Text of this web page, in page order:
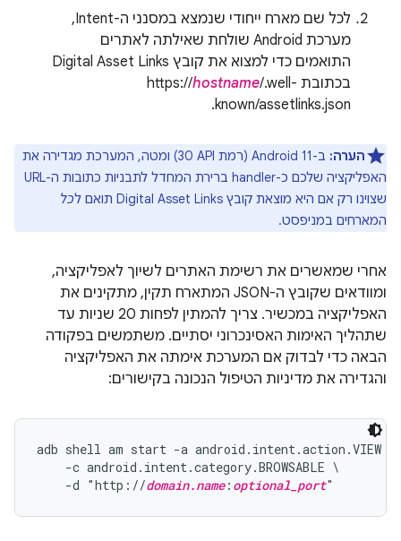
לכל שם מארח ייחודי שנמצא במסנני ה-Intent,
מערכת Android שולחת שאילתה לאתרים
התואמים כדי למצוא את קובץ Digital Asset Links
בכתובת https://
hostname/.well-
known/assetlinks.json.
הערה:
ב-Android 11 (רמת API ‏30) ומטה, המערכת מגדירה את
האפליקציה שלכם כ-handler ברירת המחדל לתבניות כתובות ה-URL
שצוינו רק אם היא מוצאת קובץ Digital Asset Links תואם ל
כל
המארחים במניפסט.
אחרי שמאשרים את רשימת האתרים לשיוך לאפליקציה,
ומוודאים שקובץ ה-JSON המתארח תקין, מתקינים את
האפליקציה במכשיר. צריך להמתין לפחות 20 שניות עד
שתהליך האימות האסינכרוני יסתיים. משתמשים בפקודה
הבאה כדי לבדוק אם המערכת אימתה את האפליקציה
והגדירה את מדיניות הטיפול הנכונה בקישורים:
adb shell am start -a android.intent.action.VIEW \
    -c android.intent.category.BROWSABLE \
    -d "http://
domain.name: optional_port